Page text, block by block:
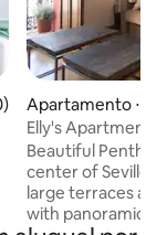
média de
Apartamento ⋅
uo
Elly's
cama queen size
Beautiful
center of Seville.
large terraces
with panoramic